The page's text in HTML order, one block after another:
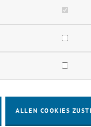
ALLEN COOKIES